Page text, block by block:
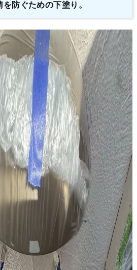
防ぐための下塗り。